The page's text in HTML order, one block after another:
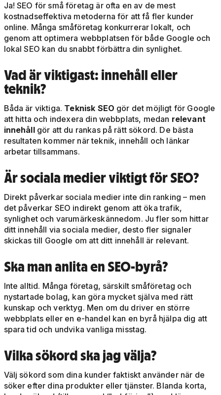
Ja! SEO för små företag är ofta en av de mest
kostnadseffektiva metoderna för att få fler kunder
online. Många småföretag konkurrerar lokalt, och
genom att optimera webbplatsen för både Google och
lokal SEO kan du snabbt förbättra din synlighet.
Vad är viktigast: innehåll eller
teknik?
Båda är viktiga. Teknisk SEO gör det möjligt för Google
att hitta och indexera din webbplats, medan relevant
innehållgör att du rankas på rätt sökord. De bästa
resultaten kommer när teknik, innehåll och länkar
arbetar tillsammans.
Är sociala medier viktigt för SEO?
Direkt påverkar sociala medier inte din ranking – men
det påverkar SEO indirekt genom att öka trafik,
synlighet och varumärkeskännedom. Ju fler som hittar
ditt innehåll via sociala medier, desto fler signaler
skickas till Google om att ditt innehåll är relevant.
Ska man anlita en SEO-byrå?
Inte alltid. Många företag, särskilt småföretag och
nystartade bolag, kan göra mycket själva med rätt
kunskap och verktyg. Men om du driver en större
webbplats eller en e-handel kan en byrå hjälpa dig att
spara tid och undvika vanliga misstag.
Vilka sökord ska jag välja?
Välj sökord som dina kunder faktiskt använder när de
söker efter dina produkter eller tjänster. Blanda korta,